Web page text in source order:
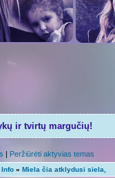
ir tvirtų margučių!
| Peržiūrėti aktyvias temas
Info » Miela čia atklydusi siela,